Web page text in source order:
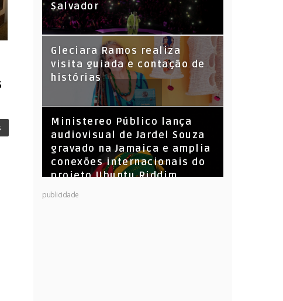
Salvador
KL Jay (Racionais MC’s), DJ
Raíz e DJ Leandro Vitrola na
BIGSHAKE 14
Gleciara Ramos realiza
visita guiada e contação de
histórias
​Ministereo Público lança
audiovisual de Jardel Souza
gravado na Jamaica e amplia
conexões internacionais do
projeto Ubuntu Riddim
publicidade